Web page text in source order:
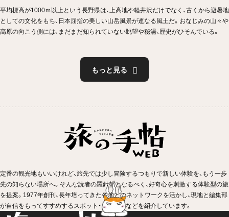
平均標高が1000ｍ以上という長野県は、上高地や軽井沢だけでなく、古くから避暑地
としての文化をもち、日本屈指の美しい山岳風景が連なる風土だ。おなじみの山々や
高原の向こう側には、まだまだ知られていない眺望や秘湯、歴史がひそんでいる。
もっと見る
定番の観光地もいいけれど、旅先では少し冒険するつもりで新しい体験を、もう一歩
先の知らない場所へ。そんな読者の羅針盤となるべく、好奇心を刺激する体験型の旅
を提案。1977年創刊、長年培ってきた各地とのネットワークを活かし、現地と編集部
が自信をもってすすめするスポット・イベントなどを紹介しています。